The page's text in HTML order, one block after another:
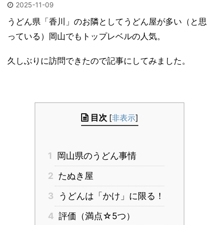
2025-11-09
うどん県「香川」のお隣としてうどん屋が多い（と思
っている）岡山でもトップレベルの人気。
久しぶりに訪問できたので記事にしてみました。
目次 [非表示]
1
岡山県のうどん事情
2 たぬき屋
3
うどんは「かけ」に限る！
4 評価（満点☆5つ）